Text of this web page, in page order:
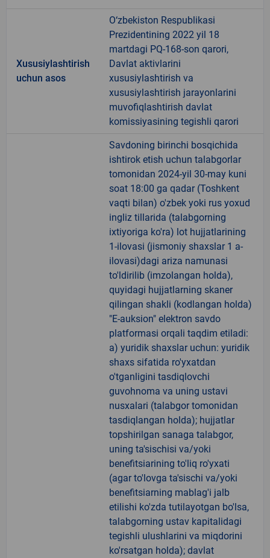
Xususiylashtirish
uchun asos
O‘zbekiston Respublikasi
Prezidentining 2022 yil 18
martdagi PQ-168-son qarori,
Davlat aktivlarini
xususiylashtirish va
xususiylashtirish jarayonlarini
muvofiqlashtirish davlat
komissiyasining tegishli qarori
Savdoning birinchi bosqichida
ishtirok etish uchun talabgorlar
tomonidan 2024-yil 30-may kuni
soat 18:00 ga qadar (Toshkent
vaqti bilan) o'zbek yoki rus yoxud
ingliz tillarida (talabgorning
ixtiyoriga ko'ra) lot hujjatlarining
1-ilovasi (jismoniy shaxslar 1 a-
ilovasi)dagi ariza namunasi
to'ldirilib (imzolangan holda),
quyidagi hujjatlarning skaner
qilingan shakli (kodlangan holda)
"E-auksion" elektron savdo
platformasi orqali taqdim etiladi:
a) yuridik shaxslar uchun: yuridik
shaxs sifatida ro'yxatdan
o'tganligini tasdiqlovchi
guvohnoma va uning ustavi
nusxalari (talabgor tomonidan
tasdiqlangan holda); hujjatlar
topshirilgan sanaga talabgor,
uning ta'sischisi va/yoki
benefitsiarining to'liq ro'yxati
(agar to'lovga ta'sischi va/yoki
benefitsiarning mablag'i jalb
etilishi ko'zda tutilayotgan bo'lsa,
talabgorning ustav kapitalidagi
tegishli ulushlarini va miqdorini
ko'rsatgan holda); davlat